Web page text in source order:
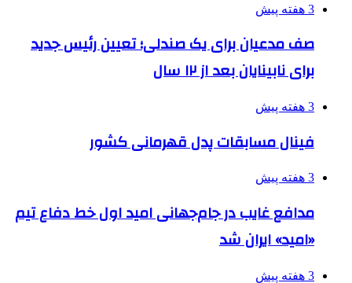
3 هفته پیش
صف مدعیان برای یک صندلی؛ تعیین رئیس جدید
برای نابینایان بعد از ۱۲ سال
3 هفته پیش
فینال مسابقات پدل قهرمانی کشور
3 هفته پیش
مدافع غایب در جام‌جهانی امید اول خط دفاع تیم
«امید» ایران شد
3 هفته پیش